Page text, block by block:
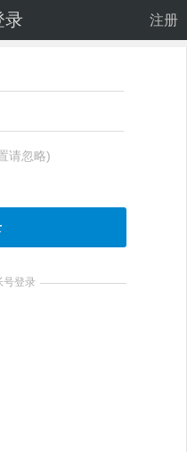
录 注册
请忽略)
号登录